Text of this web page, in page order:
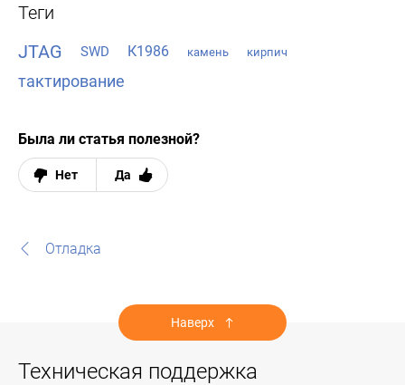
Теги
JTAG
SWD К1986 камень кирпич
тактирование
Была ли статья полезной?
Нет Да
Отладка
Наверх
Техническая поддержка